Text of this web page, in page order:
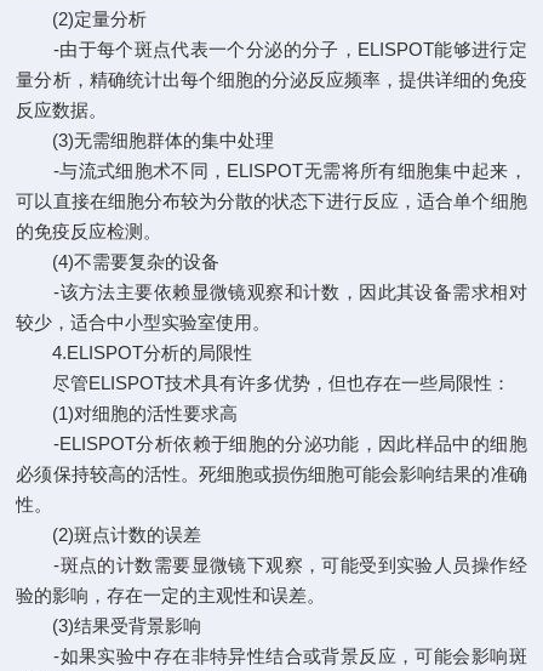
(2)定量分析
-由于每个斑点代表一个分泌的分子，ELISPOT能够进行定
量分析，精确统计出每个细胞的分泌反应频率，提供详细的免疫
反应数据。
(3)无需细胞群体的集中处理
-与流式细胞术不同，ELISPOT无需将所有细胞集中起来，
可以直接在细胞分布较为分散的状态下进行反应，适合单个细胞
的免疫反应检测。
(4)不需要复杂的设备
-该方法主要依赖显微镜观察和计数，因此其设备需求相对
较少，适合中小型实验室使用。
4.ELISPOT分析的局限性
尽管ELISPOT技术具有许多优势，但也存在一些局限性：
(1)对细胞的活性要求高
-ELISPOT分析依赖于细胞的分泌功能，因此样品中的细胞
必须保持较高的活性。死细胞或损伤细胞可能会影响结果的准确
性。
(2)斑点计数的误差
-斑点的计数需要显微镜下观察，可能受到实验人员操作经
验的影响，存在一定的主观性和误差。
(3)结果受背景影响
-如果实验中存在非特异性结合或背景反应，可能会影响斑